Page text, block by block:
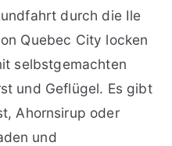
durch die Ile
Quebec City locken
selbstgemachten
und Geflügel. Es gibt
Ahornsirup oder
und